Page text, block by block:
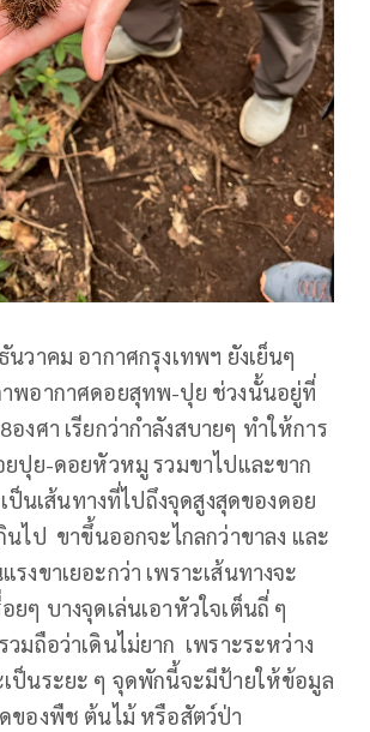
นวาคม อากาศกรุงเทพฯ ยังเย็นๆ
พอากาศดอยสุทพ-ปุย ช่วงนั้นอยู่ที่
งศา เรียกว่ากำลังสบายๆ ทำให้การ
ยปุย-ดอยหัวหมู รวมขาไปและขาก
ป็นเส้นทางที่ไปถึงจุดสูงสุดของดอย
นไป ขาขึ้นออกจะไกลกว่าขาลง และ
รงขาเยอะกว่า เพราะเส้นทางจะ
ยๆ บางจุดเล่นเอาหัวใจเต็นถี่ ๆ
มถือว่าเดินไม่ยาก เพราะระหว่าง
เป็นระยะ ๆ จุดพักนี้จะมีป้ายให้ข้อมูล
ของพืช ต้นไม้ หรือสัตว์ป่า